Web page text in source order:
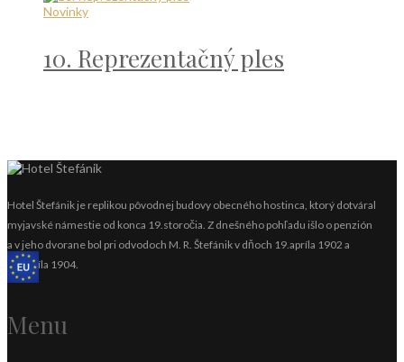
Novinky
10. Reprezentačný ples
Hotel Štefánik je replikou pôvodnej budovy obecného hostinca, ktorý dotváral
myjavské námestie od konca 19.storočia. Z dnešného pohľadu išlo o penzión
a v jeho dvorane bol pri odvodoch M. R. Štefánik v dňoch 19.apríla 1902 a
13.apríla 1904.
Menu